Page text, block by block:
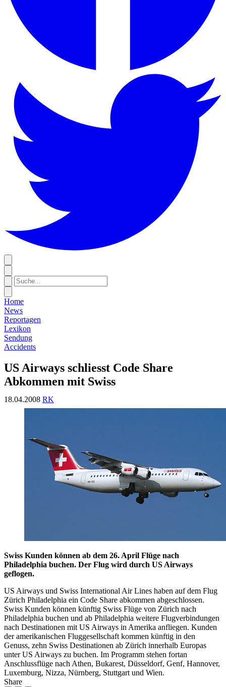
Home
News
Reportagen
Lexikon
Sendung
Accidents
US Airways schliesst Code Share
Abkommen mit Swiss
18.04.2008 RK
Swiss Kunden können ab dem 26. April Flüge nach
Philadelphia buchen. Der Flug wird durch US Airways
geflogen.
US Airways und Swiss International Air Lines haben auf dem Flug
Zürich Philadelphia ein Code Share abkommen abgeschlossen.
Swiss Kunden können künftig Swiss Flüge von Zürich nach
Philadelphia buchen und ab Philadelphia weitere Flugverbindungen
nach Destinationen mit US Airways in Amerika anfliegen. Kunden
der amerikanischen Fluggesellschaft kommen künftig in den
Genuss, zehn Swiss Destinationen ab Zürich innerhalb Europas
unter US Airways zu buchen. Im Programm stehen fortan
Anschlussflüge nach Athen, Bukarest, Düsseldorf, Genf, Hannover,
Luxemburg, Nizza, Nürnberg, Stuttgart und Wien.
Share